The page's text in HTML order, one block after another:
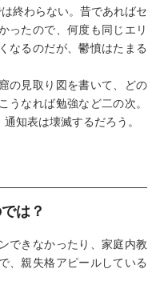
終わらない。昔であればセ
ったので、何度も同じエリ
なるのだが、鬱憤はたまる
の見取り図を書いて、どの
うなれば勉強など二の次。
知表は壊滅するだろう。
は？
できなかったり、家庭内教
、親失格アピールしている